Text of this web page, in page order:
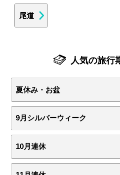
尾道
人気の旅行
夏休み・お盆
9月シルバーウィーク
10月連休